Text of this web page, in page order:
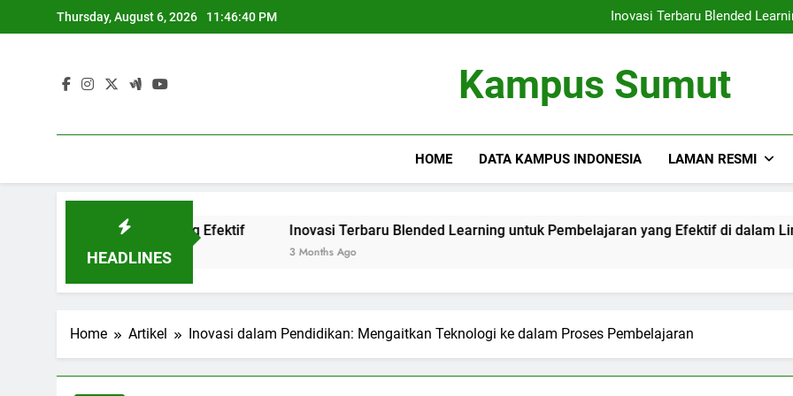
to
Thursday, August 6, 2026 11:46:41 PM
Inovasi Terbaru Blended
Mengintegrasikan
Inovasi Terbaru Blended
Mengintegrasikan
Kampus Sumut
HOME DATA KAMPUS INDONESIA LAMAN RESMI
HEADLINES
Match yang Efektif Inovasi Terbaru Blended Learning untuk Pembelajaran yang Efektif di dalam Lingkungan
Home Artikel Inovasi dalam Pendidikan: Mengaitkan Teknologi ke dalam Proses Pembelajaran